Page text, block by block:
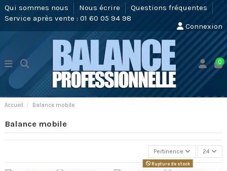
Qui sommes nous Nous écrire
Questions fréquentes
Service après vente : 01 60 05 94 98
Connexion
0
Accueil Balance mobile
Balance mobile
Pertinence 24
Rupture de stock